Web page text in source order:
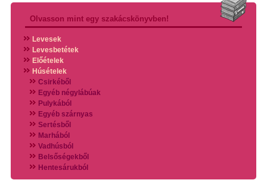
Olvasson mint egy szakácskönyvben!
Levesek
Levesbetétek
Előételek
Húsételek
Csirkéből
Egyéb négylábúak
Pulykából
Egyéb szárnyas
Sertésből
Marhából
Vadhúsból
Belsőségekből
Hentesárukból
Vadszárnyasokból